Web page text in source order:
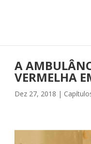
A
VERMELHA
Dez 27, 2018 |